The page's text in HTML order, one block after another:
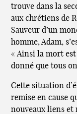
trouve dans la
aux chrétiens de
Sauveur d’un
homme, Adam,
« Ainsi la mort est
donné que tous
Cette situation
remise en cause
nouveaux liens et